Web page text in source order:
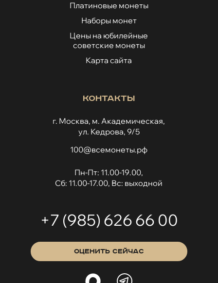
Платиновые монеты
Наборы монет
Цены на юбилейные
советские монеты
Карта сайта
Контакты
г. Москва, м. Академическая,
ул. Кедрова, 9/5
100@всемонеты.рф
Пн-Пт: 11.00-19.00,
Сб: 11.00-17.00, Вс: выходной
+7 (985) 626 66 00
ОЦЕНИТЬ СЕЙЧАС